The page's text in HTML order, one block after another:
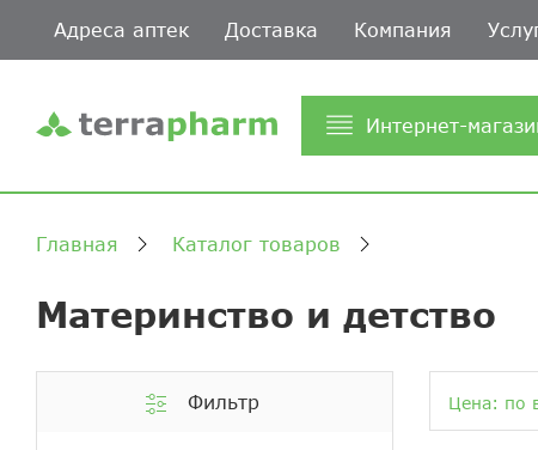
Адреса аптек Доставка Компания
Интернет-
Главная Каталог товаров
Материнство и детство
Фильтр Цена: по